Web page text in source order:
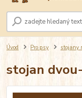
Úvod Pro psy stojany
stojan